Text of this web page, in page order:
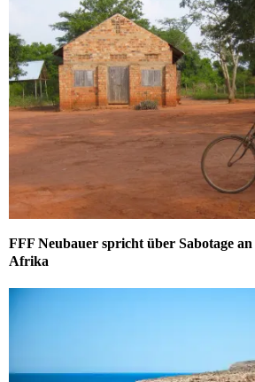
FFF Neubauer spricht über Sabotage
Afrika